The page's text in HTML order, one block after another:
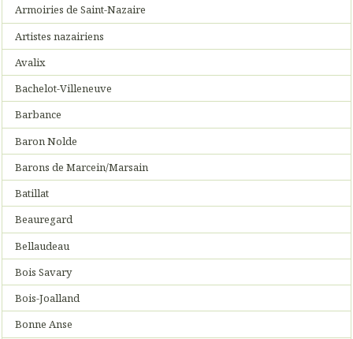
Armoiries de Saint-Nazaire
Artistes nazairiens
Avalix
Bachelot-Villeneuve
Barbance
Baron Nolde
Barons de Marcein/Marsain
Batillat
Beauregard
Bellaudeau
Bois Savary
Bois-Joalland
Bonne Anse